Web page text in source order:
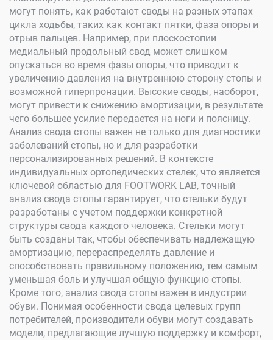
могут понять, как работают своды на разных этапах
цикла ходьбы, таких как контакт пятки, фаза опоры и
отрыв пальцев. Например, при плоскостопии
медиальный продольный свод может слишком
опускаться во время фазы опоры, что приводит к
увеличению давления на внутреннюю сторону стопы и
возможной гиперпронации. Высокие своды, наоборот,
могут привести к снижению амортизации, в результате
чего большее усилие передается на ноги и поясницу.
Анализ свода стопы важен не только для диагностики
заболеваний стопы, но и для разработки
персонализированных решений. В контексте
индивидуальных ортопедических стелек, что является
ключевой областью для FOOTWORK LAB, точный
анализ свода стопы гарантирует, что стельки будут
разработаны с учетом поддержки конкретной
структуры свода каждого человека. Стельки могут
быть созданы так, чтобы обеспечивать надлежащую
амортизацию, перераспределять давление и
способствовать правильному положению, тем самым
уменьшая боль и улучшая общую функцию стопы.
Кроме того, анализ свода стопы важен в индустрии
обуви. Понимая особенности свода целевых групп
потребителей, производители обуви могут создавать
модели, предлагающие лучшую поддержку и комфорт,